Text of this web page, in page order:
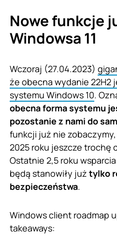
Nowe funkcje
Windowsa 11
Wczoraj (27.04.2023)
że obecna wydanie 22H2
systemu Windows 10.
obecna forma systemu
pozostanie z nami do
funkcji już nie
2025 roku jeszcze trochę
Ostatnie 2,5 roku
będą stanowiły już tylko
bezpieczeństwa.
Windows client roadmap
takeaways: